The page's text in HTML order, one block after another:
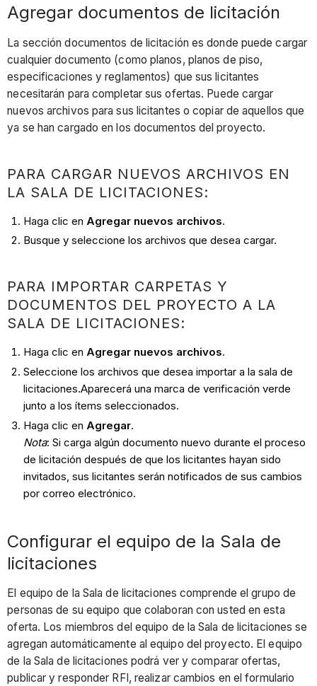
Agregar documentos de licitación
La sección documentos de licitación es donde puede cargar
cualquier documento (como planos, planos de piso,
especificaciones y reglamentos) que sus licitantes
necesitarán para completar sus ofertas. Puede cargar
nuevos archivos para sus licitantes o copiar de aquellos que
ya se han cargado en los documentos del proyecto.
PARA CARGAR NUEVOS ARCHIVOS EN
LA SALA DE LICITACIONES:
Haga clic en Agregar nuevos archivos.
Busque y seleccione los archivos que desea cargar.
PARA IMPORTAR CARPETAS Y
DOCUMENTOS DEL PROYECTO A LA
SALA DE LICITACIONES:
Haga clic en Agregar nuevos archivos.
Seleccione los archivos que desea importar a la sala de
licitaciones.Aparecerá una marca de verificación verde
junto a los ítems seleccionados.
Haga clic en Agregar.
Nota: Si carga algún documento nuevo durante el proceso
de licitación después de que los licitantes hayan sido
invitados, sus licitantes serán notificados de sus cambios
por correo electrónico.
Configurar el equipo de la Sala de
licitaciones
El equipo de la Sala de licitaciones comprende el grupo de
personas de su equipo que colaboran con usted en esta
oferta. Los miembros del equipo de la Sala de licitaciones se
agregan automáticamente al equipo del proyecto. El equipo
de la Sala de licitaciones podrá ver y comparar ofertas,
publicar y responder RFI, realizar cambios en el formulario